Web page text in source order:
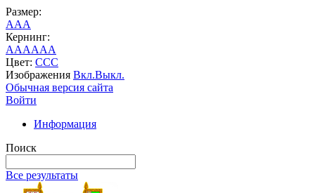
Размер:
AAA
Кернинг:
AAAAAA
Цвет: CCC
Изображения Вкл.Выкл.
Обычная версия сайта
Войти
Информация
Поиск
Все результаты